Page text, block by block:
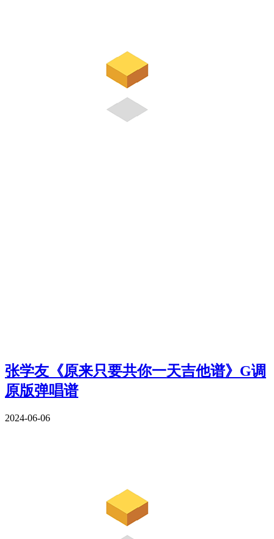
张学友《原来只要共你一天吉他谱》G调
原版弹唱谱
2024-06-06